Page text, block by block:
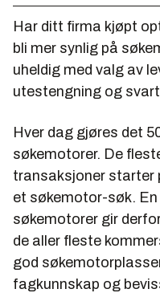
Har ditt firma kjøpt
bli mer synlig på
uheldig med valg av
utestengning og
Hver dag gjøres det
søkemotorer. De
transaksjoner starter
et søkemotor-søk.
søkemotorer gir
de aller fleste
god
fagkunnskap og